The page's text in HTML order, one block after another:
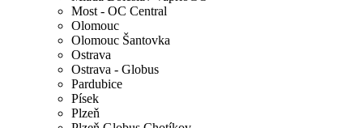
Most - OC Central
Olomouc
Olomouc Šantovka
Ostrava
Ostrava - Globus
Pardubice
Písek
Plzeň